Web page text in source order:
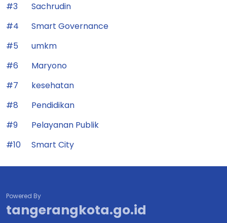
#3
Sachrudin
#4
Smart Governance
#5
umkm
#6
Maryono
#7
kesehatan
#8
Pendidikan
#9
Pelayanan Publik
#10
Smart City
Powered By
tangerangkota.go.id